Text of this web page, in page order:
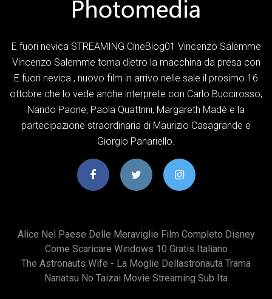
E fuori nevica STREAMING CineBlog01 Vincenzo Salemme
Vincenzo Salemme torna dietro la macchina da presa con
E fuori nevica , nuovo film in arrivo nelle sale il prosimo 16
ottobre che lo vede anche interprete con Carlo Buccirosso,
Nando Paone, Paola Quattrini, Margareth Madè e la
partecipazione straordinaria di Maurizio Casagrande e
Giorgio Panariello.
Alice Nel Paese Delle Meraviglie Film Completo Disney
Come Scaricare Windows 10 Gratis Italiano
The Astronauts Wife - La Moglie Dellastronauta Trama
Nanatsu No Taizai Movie Streaming Sub Ita